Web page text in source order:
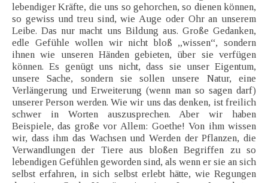
lebendiger Kräfte, die uns so gehorchen, so dienen können,
so gewiss und treu sind, wie Auge oder Ohr an unserem
Leibe. Das nur macht uns Bildung aus. Große Gedanken,
edle Gefühle wollen wir nicht bloß „wissen“, sondern
ihnen wie unseren Händen gebieten, über sie verfügen
können. Es genügt uns nicht, dass sie unser Eigentum,
unsere Sache, sondern sie sollen unsere Natur, eine
Verlängerung und Erweiterung (wenn man so sagen darf)
unserer Person werden. Wie wir uns das denken, ist freilich
schwer in Worten auszusprechen. Aber wir haben
Beispiele, das große vor Allem: Goethe! Von ihm wissen
wir, dass ihm das Wachsen und Werden der Pflanzen, die
Verwandlungen der Tiere aus bloßen Begriffen zu so
lebendigen Gefühlen geworden sind, als wenn er sie an sich
selbst erfahren, in sich selbst erlebt hätte, wie Regungen